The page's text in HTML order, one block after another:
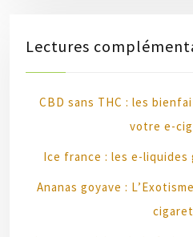
Lectures
CBD sans THC : les
votre e-
Ice france : les e-liquides
Ananas goyave :